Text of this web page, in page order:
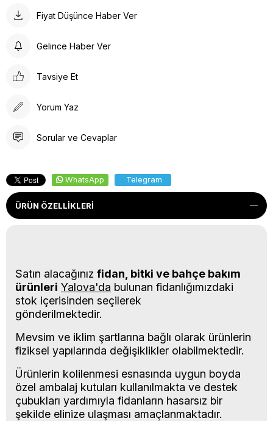
Fiyat Düşünce Haber Ver
Gelince Haber Ver
Tavsiye Et
Yorum Yaz
Sorular ve Cevaplar
WhatsApp Telegram
ÜRÜN ÖZELLIKLERI
Satın alacağınız fidan, bitki ve bahçe bakım
ürünleri Yalova'da bulunan fidanlığımızdaki
stok içerisinden seçilerek
gönderilmektedir.
Mevsim ve iklim şartlarına bağlı olarak ürünlerin
fiziksel yapılarında değişiklikler olabilmektedir.
Ürünlerin kolilenmesi esnasında uygun boyda
özel ambalaj kutuları kullanılmakta ve destek
çubukları yardımıyla fidanların hasarsız bir
şekilde elinize ulaşması amaçlanmaktadır.